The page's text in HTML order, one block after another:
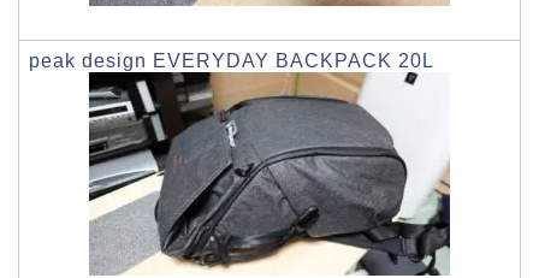
peak design EVERYDAY BACKPACK 20L